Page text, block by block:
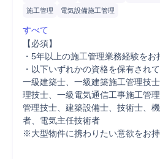
施工管理
電気設備施工管理
すべて
【必須】
・5年以上の施工管理業務経験をお
・以下いずれかの資格を保有され
一級建築士、一級建築施工管理技
理技士、一級電気通信工事施工管
管理技士、建築設備士、技術士、
者、電気主任技術者
※大型物件に携わりたい意欲をお